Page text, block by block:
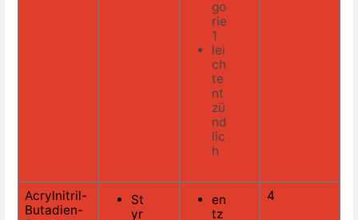
go
rie
1
lei
ch
te
nt
zü
nd
lic
h
Acrylnitril-
Butadien-
St
yr
en
tz
4